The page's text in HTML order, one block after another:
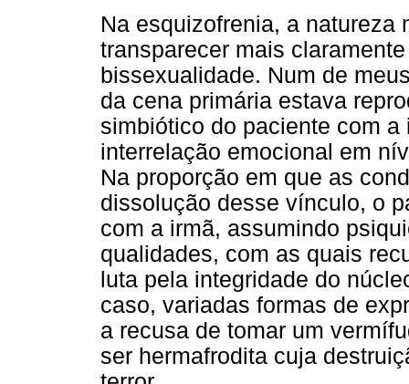
Na esquizofrenia, a
transparecer mais
bissexualidade. Num de
da cena primária estava
simbiótico do paciente com
interrelação emocional em
Na proporção em que as
dissolução desse vínculo, o
com a irmã, assumindo
qualidades, com as quais
luta pela integridade do
caso, variadas formas de
a recusa de tomar um
ser hermafrodita cuja